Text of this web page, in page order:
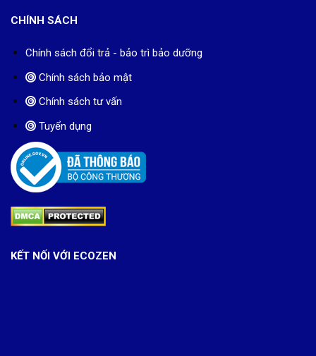
CHÍNH SÁCH
Chính sách đổi trả - bảo trì bảo dưỡng
Chính sách bảo mật
Chính sách tư vấn
Tuyển dụng
KẾT NỐI VỚI ECOZEN